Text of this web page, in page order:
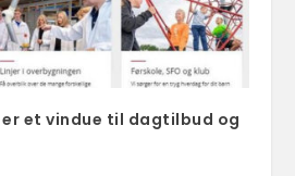
er et vindue til dagtilbud og